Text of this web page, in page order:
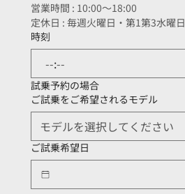
営業時間 : 10:00～18:00
定休日 : 毎週火曜日・第1第3水曜日
時刻
:
試乗予約の場合
ご試乗をご希望されるモデル
ご試乗希望日